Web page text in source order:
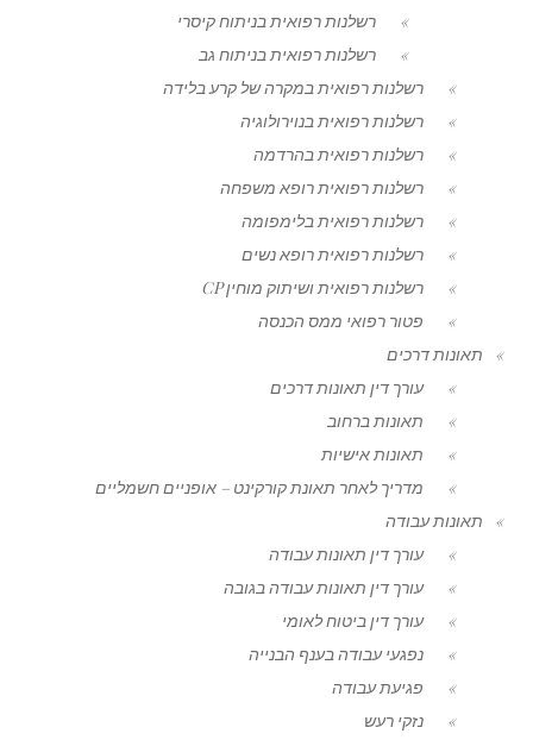
רשלנות רפואית בניתוח קיסרי
רשלנות רפואית בניתוח גב
רשלנות רפואית במקרה של קרע בלידה
רשלנות רפואית בנוירולוגיה
רשלנות רפואית בהרדמה
רשלנות רפואית רופא משפחה
רשלנות רפואית בלימפומה
רשלנות רפואית רופא נשים
רשלנות רפואית ושיתוק מוחין CP
פטור רפואי ממס הכנסה
תאונות דרכים
עורך דין תאונות דרכים
תאונות ברחוב
תאונות אישיות
מדריך לאחר תאונת קורקינט – אופניים חשמליים
תאונות עבודה
עורך דין תאונות עבודה
עורך דין תאונות עבודה בגובה
עורך דין ביטוח לאומי
נפגעי עבודה בענף הבנייה
פגיעת עבודה
נזקי רעש